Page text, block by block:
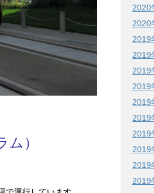
）
2020
2020
2019
2019
2019
2019
2019
2019
2019
2019
2019
2019